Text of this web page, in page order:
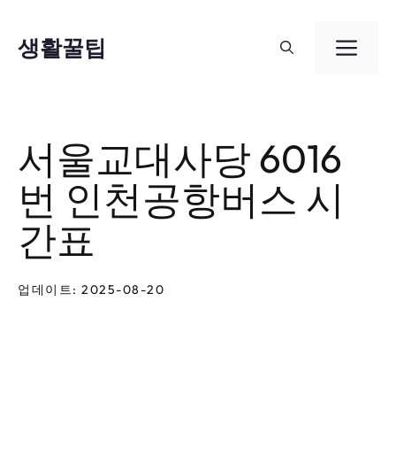
생활꿀팁
메
서울교대사당 6016
번 인천공항버스 시
간표
업데이트: 2025-08-20